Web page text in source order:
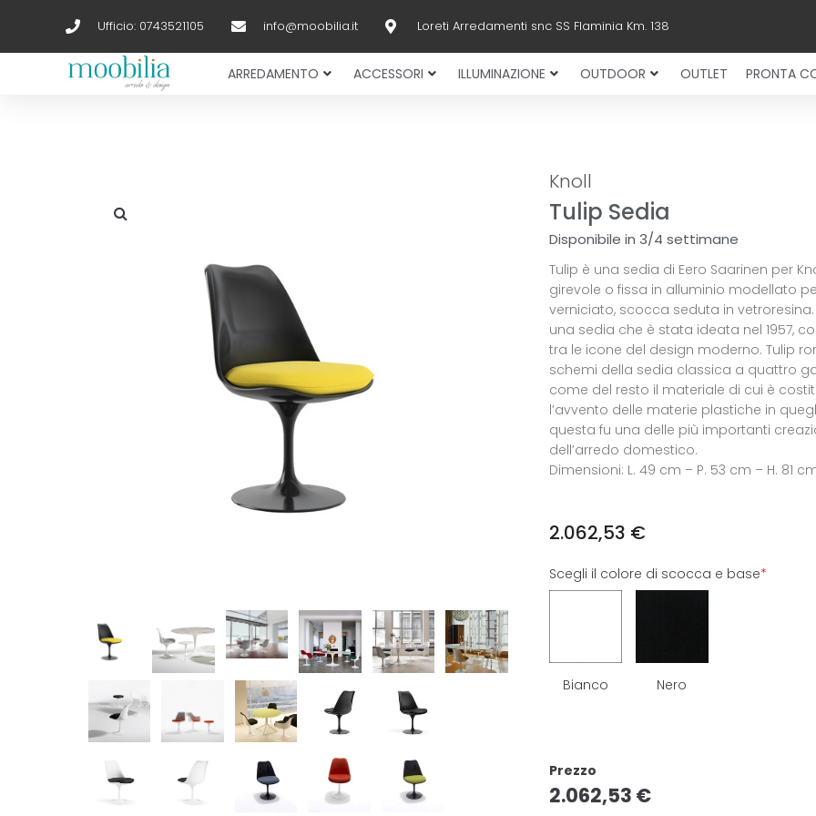
Ufficio: 0743521105 info@moobilia.it Loreti Arredamenti snc SS Flaminia Km. 138
ARREDAMENTO ACCESSORI ILLUMINAZIONE OUTDOOR OUTLET PRONTA
Knoll
Tulip Sedia
Disponibile in 3/4 settimane
Tulip è una sedia di Eero Saarinen per
girevole o fissa in alluminio modellato
verniciato, scocca seduta in vetroresina.
una sedia che è stata ideata nel 1957,
tra le icone del design moderno. Tulip
schemi della sedia classica a quattro
come del resto il materiale di cui è
l’avvento delle materie plastiche in
questa fu una delle più importanti
dell’arredo domestico.
Dimensioni: L. 49 cm – P. 53 cm – H. 81
2.062,53 €
Scegli il colore di scocca e base*
Bianco Nero
Prezzo
2.062,53 €